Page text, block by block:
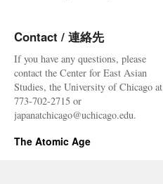
Contact / 連絡先
If you have any questions, please
contact the Center for East Asian
Studies, the University of Chicago at
773-702-2715 or
japanatchicago@uchicago.edu.
The Atomic Age